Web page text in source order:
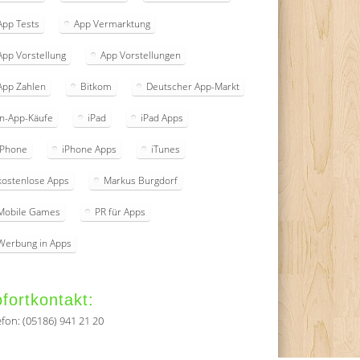
Tests App Vermarktung
Vorstellung App Vorstellungen
Zahlen Bitkom Deutscher App-Markt
App-Käufe iPad iPad Apps
iPhone Apps iTunes
Apps Markus Burgdorf
Games PR für Apps
in Apps
(05186) 941 21 20